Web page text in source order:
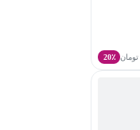
تومان 20٪